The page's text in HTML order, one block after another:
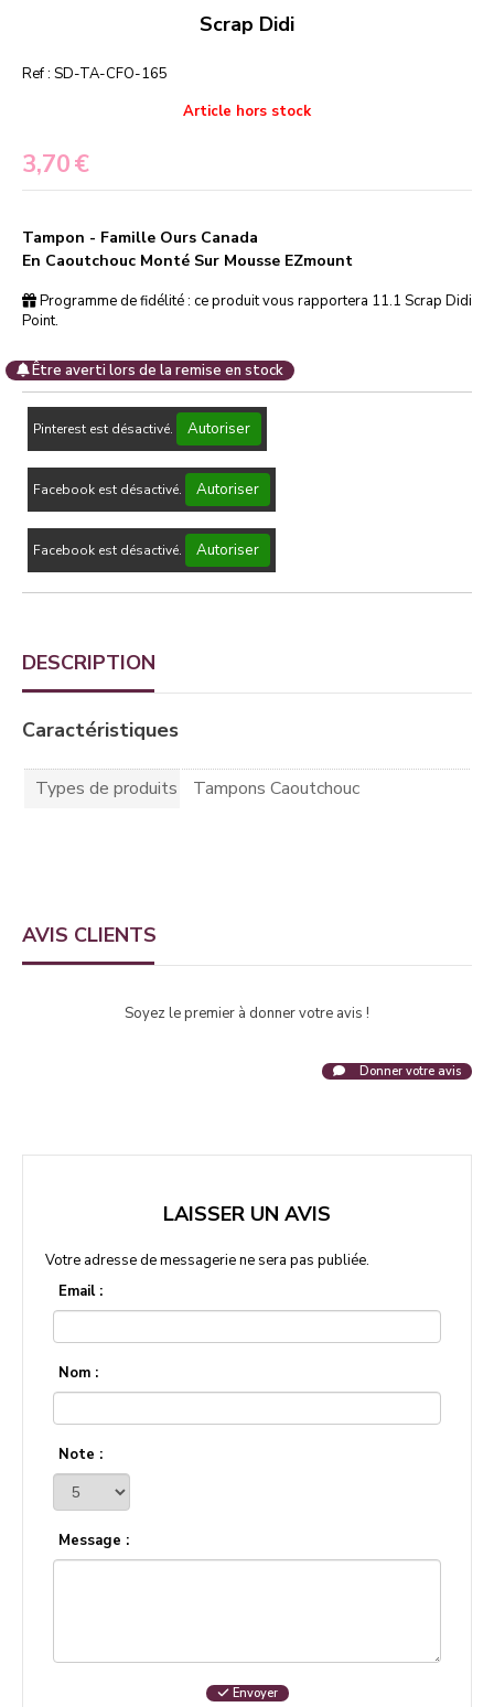
Scrap Didi
Ref : SD-TA-CFO-165
3,70€
Article hors stock
Tampon - Famille Ours Canada
En Caoutchouc Monté Sur Mousse EZmount
Programme de fidélité : ce produit vous rapportera 11.1 Scrap Didi
Point.
Être averti lors de la remise en stock
Pinterest est désactivé. Autoriser
Facebook est désactivé. Autoriser
Facebook est désactivé. Autoriser
DESCRIPTION
Caractéristiques
Types de produits Tampons Caoutchouc
AVIS CLIENTS
Soyez le premier à donner votre avis !
Donner votre avis
LAISSER UN AVIS
Votre adresse de messagerie ne sera pas publiée.
Email :
Nom :
Note :
Message :
Envoyer